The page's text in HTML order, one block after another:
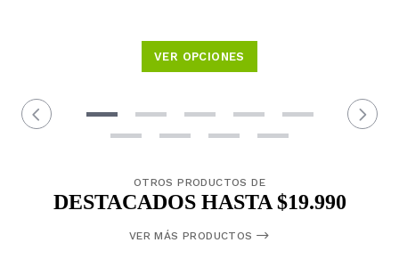
VER OPCIONES
OTROS PRODUCTOS DE
DESTACADOS HASTA $19.990
VER MÁS PRODUCTOS